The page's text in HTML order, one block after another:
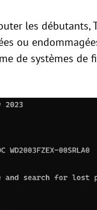
les débutants,
ou
de systèmes de